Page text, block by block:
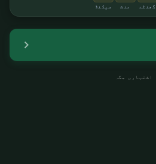
گھنٹے منٹ سیکنڈ
اشتہاری جگہ